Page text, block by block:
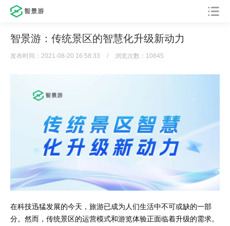
智景游：传统景区的智慧化升级新动力
发布时间：2021-08-20 16:58:33 / 浏览次数：10845
在科技迅猛发展的今天，旅游已成为人们生活中不可或缺的一部
分。然而，传统景区的运营模式和游览体验正面临着升级的需求。